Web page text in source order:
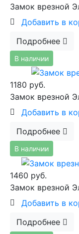
Замок врезной
Добавить в
Подробнее
В наличии
1180 руб.
Замок врезной
Добавить в
Подробнее
В наличии
1460 руб.
Замок врезной
Добавить в
Подробнее